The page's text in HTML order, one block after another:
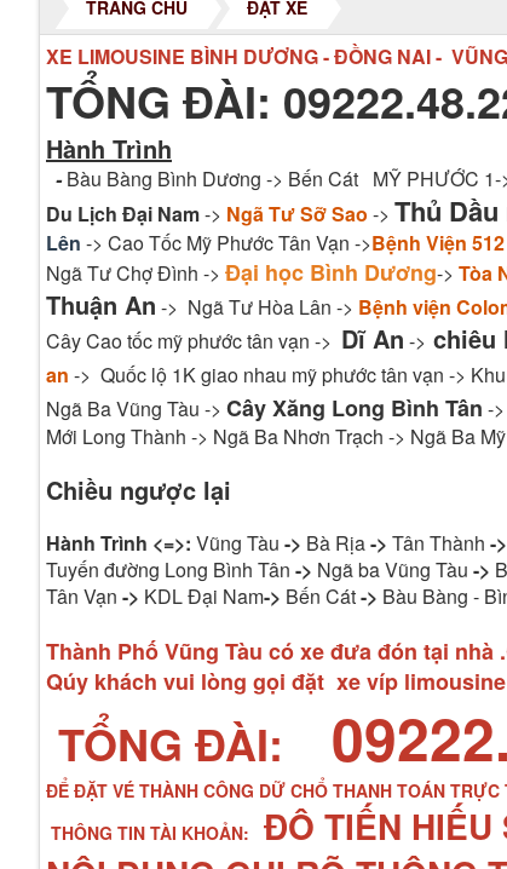
TRANG CHỦ ĐẶT XE
XE LIMOUSINE BÌNH DƯƠNG - ĐỒNG NAI -
TỔNG ĐÀI:
Hành Trình
-Bàu Bàng Bình Dương -> Bến Cát MỸ PHƯỚC
Du Lịch Đại Nam-> Ngã Tư Sỡ Sao -> Thủ
Lên -> Cao Tốc Mỹ Phước Tân Vạn ->Bệnh Viện
Ngã Tư Chợ Đình -> Đại học Bình Dương-> Tòa
Thuận An -> Ngã Tư Hòa Lân -> Bệnh viện
Cây Cao tốc mỹ phước tân vạn -> Dĩ An -> chiêu
an -> Quốc lộ 1K giao nhau mỹ phước tân vạn ->
Ngã Ba Vũng Tàu -> Cây Xăng Long Bình Tân -
Mới Long Thành -> Ngã Ba Nhơn Trạch -> Ngã Ba
Chiều ngược lại
Hành Trình <=>: Vũng Tàu -> Bà Rịa-> Tân Thành ->
Tuyến đường Long Bình Tân -> Ngã ba Vũng Tàu ->
Tân Vạn -> KDL Đại Nam-> Bến Cát-> Bàu Bàng -
Thành Phố Vũng Tàu có xe đưa đón tại
Qúy khách vui lòng gọi đặt xe víp limousine
TỔNG ĐÀI:
ĐỂ ĐẶT VÉ THÀNH CÔNG DỮ CHỔ THANH TOÁN
THÔNG TIN TÀI KHOẢN:
ĐÔ TIẾN HIẾU